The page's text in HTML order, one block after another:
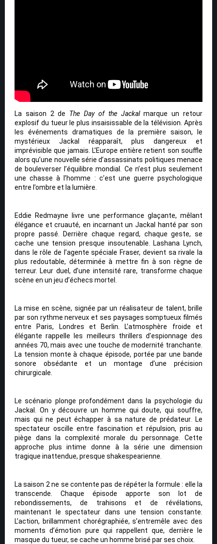
La saison 2 de The Day of the Jackalmarque un retour
explosif du tueur le plus insaisissable de la télévision. Après
les événements dramatiques de la première saison, le
mystérieux Jackal réapparaît, plus dangereux et
imprévisible que jamais. L’Europe entière retient son souffle
alors qu’une nouvelle série d’assassinats politiques menace
de bouleverser l’équilibre mondial. Ce n’est plus seulement
une chasse à l’homme : c’est une guerre psychologique
entre l’ombre et la lumière.
Eddie Redmayne livre une performance glaçante, mêlant
élégance et cruauté, en incarnant un Jackal hanté par son
propre passé. Derrière chaque regard, chaque geste, se
cache une tension presque insoutenable. Lashana Lynch,
dans le rôle de l’agente spéciale Fraser, devient sa rivale la
plus redoutable, déterminée à mettre fin à son règne de
terreur. Leur duel, d’une intensité rare, transforme chaque
scène en un jeu d’échecs mortel.
La mise en scène, signée par un réalisateur de talent, brille
par son rythme nerveux et ses paysages somptueux filmés
entre Paris, Londres et Berlin. L’atmosphère froide et
élégante rappelle les meilleurs thrillers d’espionnage des
années 70, mais avec une touche de modernité tranchante.
La tension monte à chaque épisode, portée par une bande
sonore obsédante et un montage d’une précision
chirurgicale.
Le scénario plonge profondément dans la psychologie du
Jackal. On y découvre un homme qui doute, qui souffre,
mais qui ne peut échapper à sa nature de prédateur. Le
spectateur oscille entre fascination et répulsion, pris au
piège dans la complexité morale du personnage. Cette
approche plus intime donne à la série une dimension
tragique inattendue, presque shakespearienne.
La saison 2 ne se contente pas de répéter la formule : elle la
transcende. Chaque épisode apporte son lot de
rebondissements, de trahisons et de révélations,
maintenant le spectateur dans une tension constante.
L’action, brillamment chorégraphiée, s’entremêle avec des
moments d’émotion pure qui rappellent que, derrière le
masque du tueur, se cache un homme brisé par ses choix.